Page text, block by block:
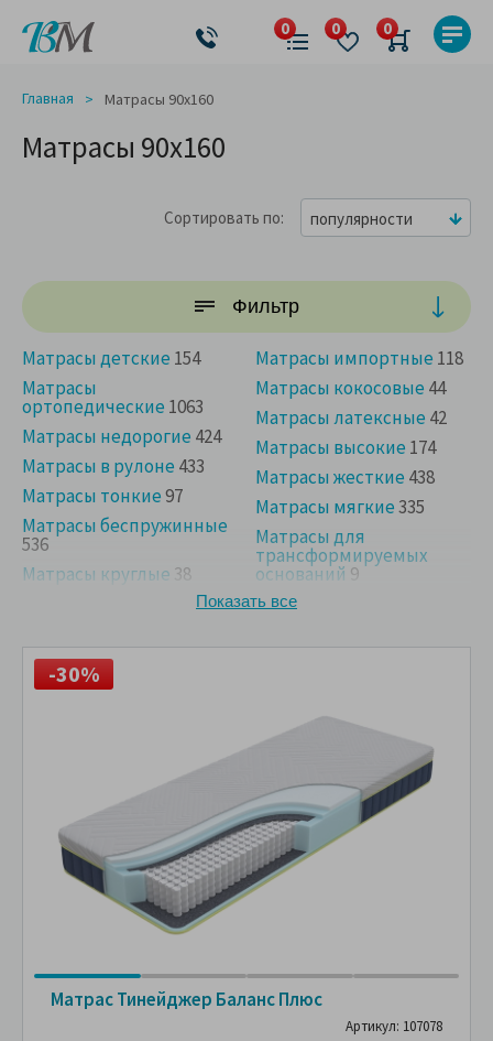
Главная Матрасы 90x160
Матрасы 90x160
Сортировать по популярности
Фильтр
Матрасы детские 154
Матрасы
ортопедические 1063
Матрасы недорогие 424
Матрасы в рулоне 433
Матрасы тонкие97
Матрасы беспружинные
536
Матрасы круглые 38
Матрасы импортные 118
Матрасы кокосовые 44
Матрасы латексные 42
Матрасы высокие 174
Матрасы жесткие 438
Матрасы мягкие335
Матрасы для
трансформируемых
оснований 9
Показать все
-30%
Матрас Тинейджер Баланс Плюс
Артикул: 107078